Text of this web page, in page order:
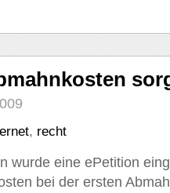
, recht
wurde eine ePetition
bei der ersten